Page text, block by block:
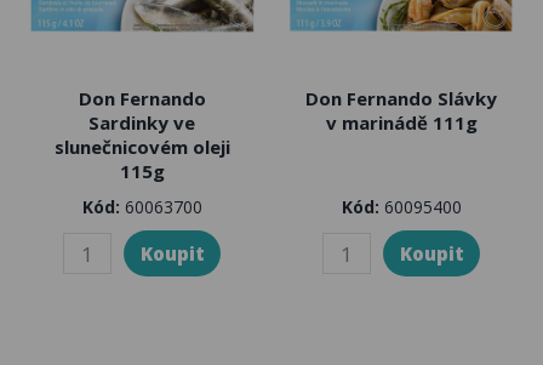
Don Fernando
Sardinky ve
slunečnicovém oleji
115g
Kód: 60063700
Don Fernando Slávky
v marinádě 111g
Kód: 60095400